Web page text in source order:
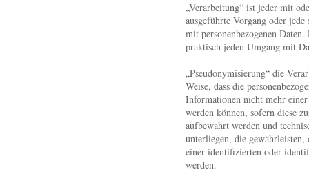
„Verarbeitung“ ist jeder mit
ausgeführte Vorgang oder
mit personenbezogenen
praktisch jeden Umgang mit
„Pseudonymisierung“ die
Weise, dass die
Informationen nicht mehr einer
werden können, sofern diese
aufbewahrt werden und
unterliegen, die gewährleisten,
einer identifizierten oder
werden.